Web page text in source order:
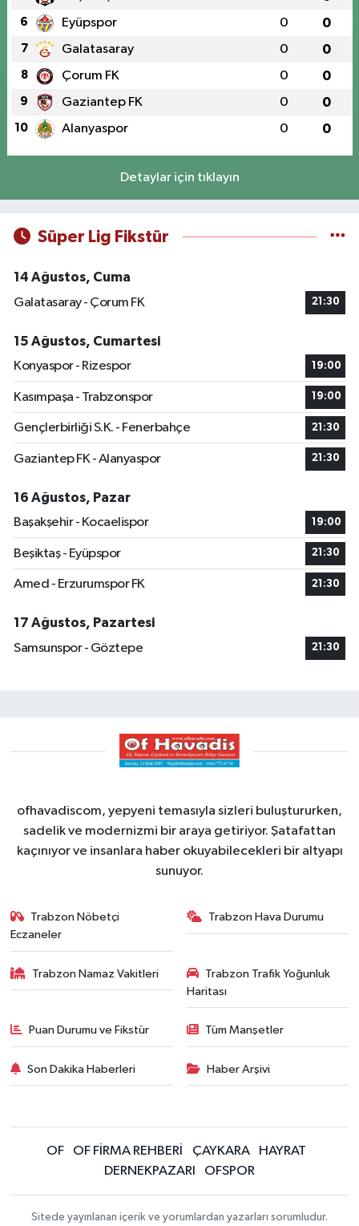
6 Eyüpspor 0 0
7 Galatasaray 0 0
8 Çorum FK 0 0
9 Gaziantep FK 0 0
10 Alanyaspor 0 0
Detaylar için tıklayın
Süper Lig Fikstür
14 Ağustos, Cuma
Galatasaray - Çorum FK
21:30
15 Ağustos, Cumartesi
Konyaspor - Rizespor
19:00
Kasımpaşa - Trabzonspor 19:00
Gençlerbirliği S.K. - Fenerbahçe 21:30
Gaziantep FK - Alanyaspor 21:30
16 Ağustos, Pazar
Başakşehir - Kocaelispor
19:00
Beşiktaş - Eyüpspor 21:30
Amed - Erzurumspor FK 21:30
17 Ağustos, Pazartesi
Samsunspor - Göztepe
21:30
ofhavadiscom, yepyeni temasıyla sizleri buluştururken,
sadelik ve modernizmi bir araya getiriyor. Şatafattan
kaçınıyor ve insanlara haber okuyabilecekleri bir altyapı
sunuyor.
Trabzon Nöbetçi
Eczaneler
Trabzon Hava Durumu
Trabzon Namaz Vakitleri
Trabzon Trafik Yoğunluk
Haritası
Puan Durumu ve Fikstür Tüm Manşetler
Son Dakika Haberleri Haber Arşivi
OF OF FİRMA REHBERİ ÇAYKARA
HAYRAT
DERNEKPAZARI
OFSPOR
Sitede yayınlanan içerik ve yorumlardan yazarları sorumludur.